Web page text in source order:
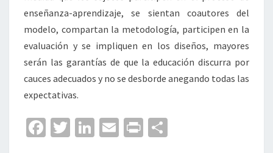
enseñanza-aprendizaje, se sientan coautores del
modelo, compartan la metodología, participen en la
evaluación y se impliquen en los diseños, mayores
serán las garantías de que la educación discurra por
cauces adecuados y no se desborde anegando todas las
expectativas.
Fa T
Li
E
Pr